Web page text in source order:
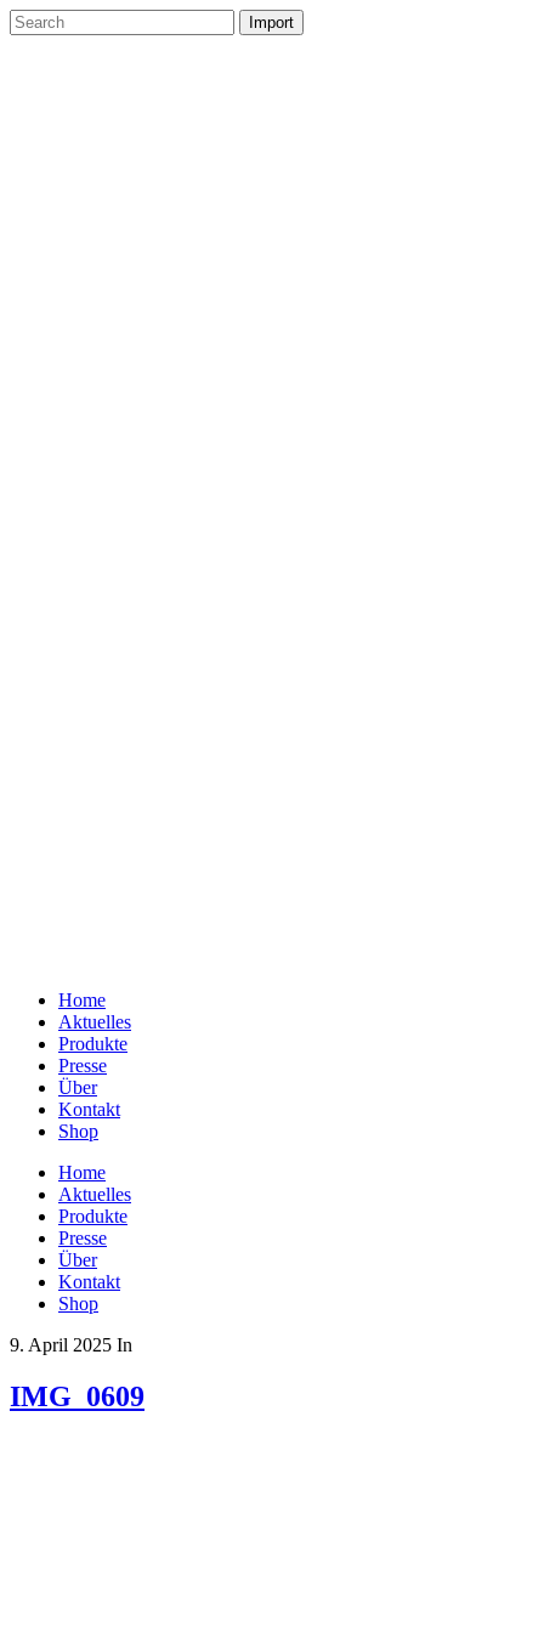
Home
Aktuelles
Produkte
Presse
Über
Kontakt
Shop
Home
Aktuelles
Produkte
Presse
Über
Kontakt
Shop
9. April 2025 In
IMG_0609